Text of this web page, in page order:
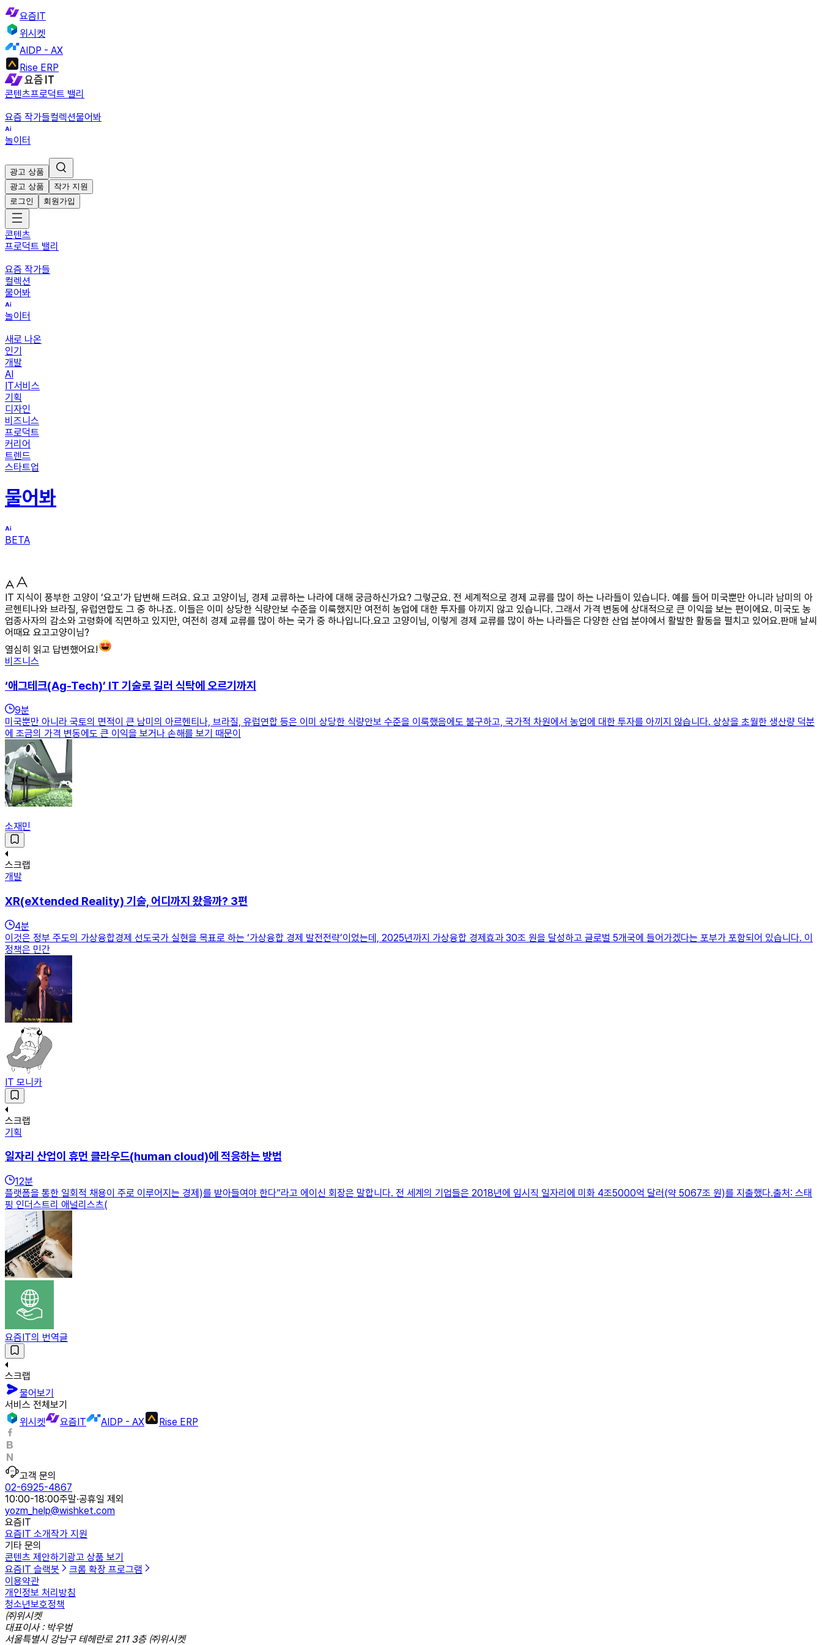
요즘IT
위시켓
AIDP - AX
Rise ERP
콘텐츠프로덕트 밸리
요즘 작가들컬렉션물어봐
놀이터
광고 상품
광고 상품
작가 지원
로그인
회원가입
콘텐츠
프로덕트 밸리
요즘 작가들
컬렉션
물어봐
놀이터
새로 나온
인기
개발
AI
IT서비스
기획
디자인
비즈니스
프로덕트
커리어
트렌드
스타트업
물어봐
BETA
IT 지식이 풍부한 고양이 ‘요고’가 답변해 드려요. 요고 고양이님, 경제 교류하는 나라에 대해 궁금하신가요? 그렇군요. 전 세계적으로 경제 교류를 많이 하는 나라들이 있습니다. 예를 들어 미국뿐만 아니라 남미의 아
르헨티나와 브라질, 유럽연합도 그 중 하나죠. 이들은 이미 상당한 식량안보 수준을 이룩했지만 여전히 농업에 대한 투자를 아끼지 않고 있습니다. 그래서 가격 변동에 상대적으로 큰 이익을 보는 편이에요. 미국도 농
업종사자의 감소와 고령화에 직면하고 있지만, 여전히 경제 교류를 많이 하는 국가 중 하나입니다.요고 고양이님, 이렇게 경제 교류를 많이 하는 나라들은 다양한 산업 분야에서 활발한 활동을 펼치고 있어요.판매 날씨
어때요 요고고양이님?
열심히 읽고 답변했어요!
비즈니스
‘애그테크(Ag-Tech)’ IT 기술로 길러 식탁에 오르기까지
9분
미국뿐만 아니라 국토의 면적이 큰 남미의 아르헨티나, 브라질, 유럽연합 등은 이미 상당한 식량안보 수준을 이룩했음에도 불구하고, 국가적 차원에서 농업에 대한 투자를 아끼지 않습니다. 상상을 초월한 생산량 덕분
에 조금의 가격 변동에도 큰 이익을 보거나 손해를 보기 때문이
소재민
스크랩
개발
XR(eXtended Reality) 기술, 어디까지 왔을까? 3편
4분
이것은 정부 주도의 가상융합경제 선도국가 실현을 목표로 하는 ‘가상융합 경제 발전전략’이었는데, 2025년까지 가상융합 경제효과 30조 원을 달성하고 글로벌 5개국에 들어가겠다는 포부가 포함되어 있습니다. 이
정책은 민간
IT 모니카
스크랩
기획
일자리 산업이 휴먼 클라우드(human cloud)에 적응하는 방법
12분
플랫폼을 통한 일회적 채용이 주로 이루어지는 경제)를 받아들여야 한다”라고 에이신 회장은 말합니다. 전 세계의 기업들은 2018년에 임시직 일자리에 미화 4조5000억 달러(약 5067조 원)를 지출했다.출처: 스태
핑 인더스트리 애널리스츠(
요즘IT의 번역글
스크랩
물어보기
서비스 전체보기
위시켓
요즘IT AIDP - AX Rise ERP
고객 문의
02-6925-4867
10:00-18:00주말·공휴일 제외
yozm_help@wishket.com
요즘IT
요즘IT 소개작가 지원
기타 문의
콘텐츠 제안하기 광고 상품 보기
요즘IT 슬랙봇
크롬 확장 프로그램
이용약관
개인정보 처리방침
청소년보호정책
㈜위시켓
대표이사 : 박우범
서울특별시 강남구 테헤란로 211 3층 ㈜위시켓